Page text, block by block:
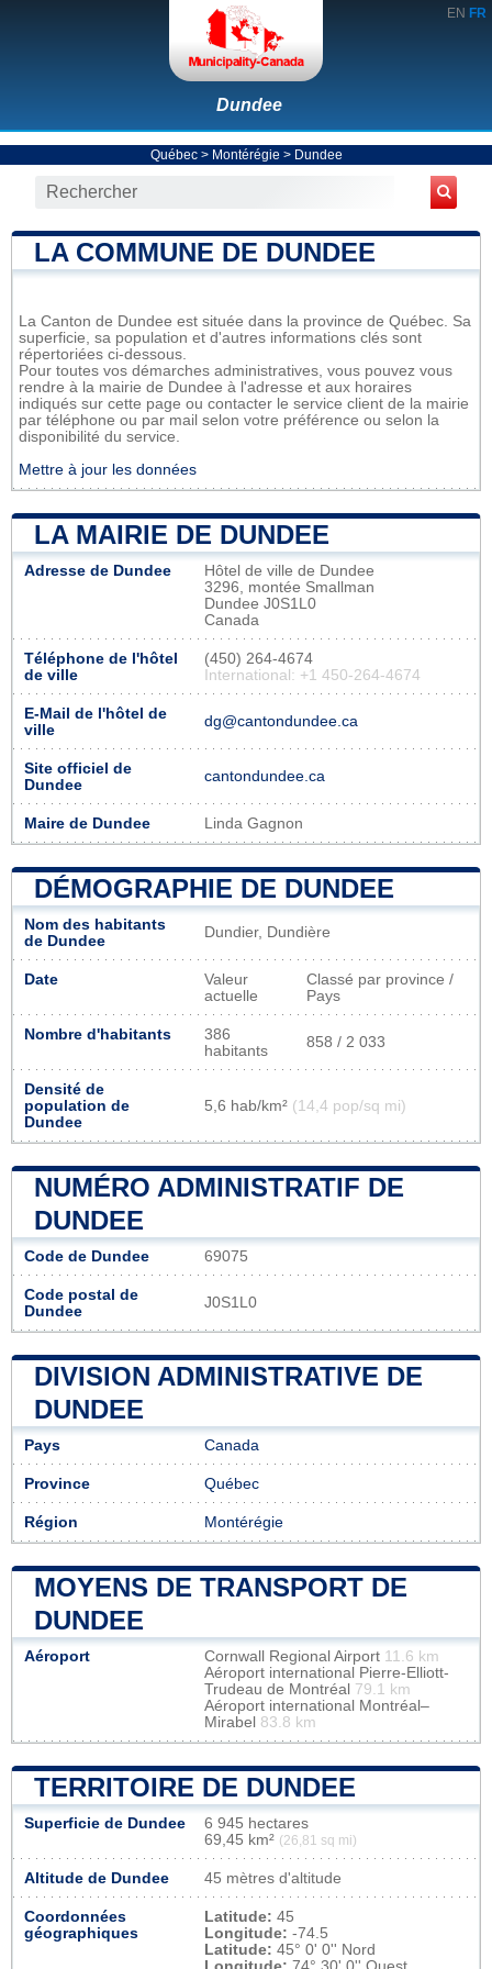
EN FR
Dundee
Québec> Montérégie > Dundee
LA COMMUNE DE DUNDEE
La Canton de Dundee est située dans la province de Québec. Sa
superficie, sa population et d'autres informations clés sont
répertoriées ci-dessous.
Pour toutes vos démarches administratives, vous pouvez vous
rendre à la mairie de Dundee à l'adresse et aux horaires
indiqués sur cette page ou contacter le service client de la mairie
par téléphone ou par mail selon votre préférence ou selon la
disponibilité du service.
Mettre à jour les données
LA MAIRIE DE DUNDEE
Adresse de Dundee
Hôtel de ville de Dundee
3296, montée Smallman
Dundee J0S1L0
Canada
Téléphone de l'hôtel
de ville
(450) 264-4674
International: +1 450-264-4674
E-Mail de l'hôtel de
ville
dg@cantondundee.ca
Site officiel de
Dundee
cantondundee.ca
Maire de Dundee Linda Gagnon
DÉMOGRAPHIE DE DUNDEE
Nom des habitants
de Dundee
Dundier, Dundière
Date
Valeur
actuelle
Classé par province /
Pays
Nombre d'habitants
386
habitants
858 / 2 033
Densité de
population de
Dundee
5,6 hab/km² (14,4 pop/sq mi)
NUMÉRO ADMINISTRATIF DE
DUNDEE
Code de Dundee 69075
Code postal de
Dundee
J0S1L0
DIVISION ADMINISTRATIVE DE
DUNDEE
Pays Canada
Province Québec
Région Montérégie
MOYENS DE TRANSPORT DE
DUNDEE
Aéroport Cornwall Regional Airport 11.6 km
Aéroport international Pierre-Elliott-
Trudeau de Montréal 79.1 km
Aéroport international Montréal–
Mirabel 83.8 km
TERRITOIRE DE DUNDEE
Superficie de Dundee
6 945 hectares
69,45 km² (26,81 sq mi)
Altitude de Dundee 45 mètres d'altitude
Coordonnées
géographiques
Latitude: 45
Longitude: -74.5
Latitude: 45° 0' 0'' Nord